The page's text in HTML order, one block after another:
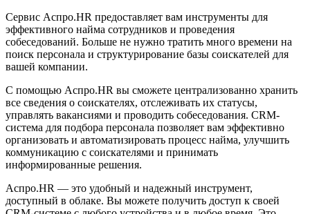
Сервис Аспро.HR предоставляет вам инструменты для
эффективного найма сотрудников и проведения
собеседований. Больше не нужно тратить много времени на
поиск персонала и структурирование базы соискателей для
вашей компании.
С помощью Аспро.HR вы сможете централизованно хранить
все сведения о соискателях, отслеживать их статусы,
управлять вакансиями и проводить собеседования. CRM-
система для подбора персонала позволяет вам эффективно
организовать и автоматизировать процесс найма, улучшить
коммуникацию с соискателями и принимать
информированные решения.
Аспро.HR — это удобный и надежный инструмент,
доступный в облаке. Вы можете получить доступ к своей